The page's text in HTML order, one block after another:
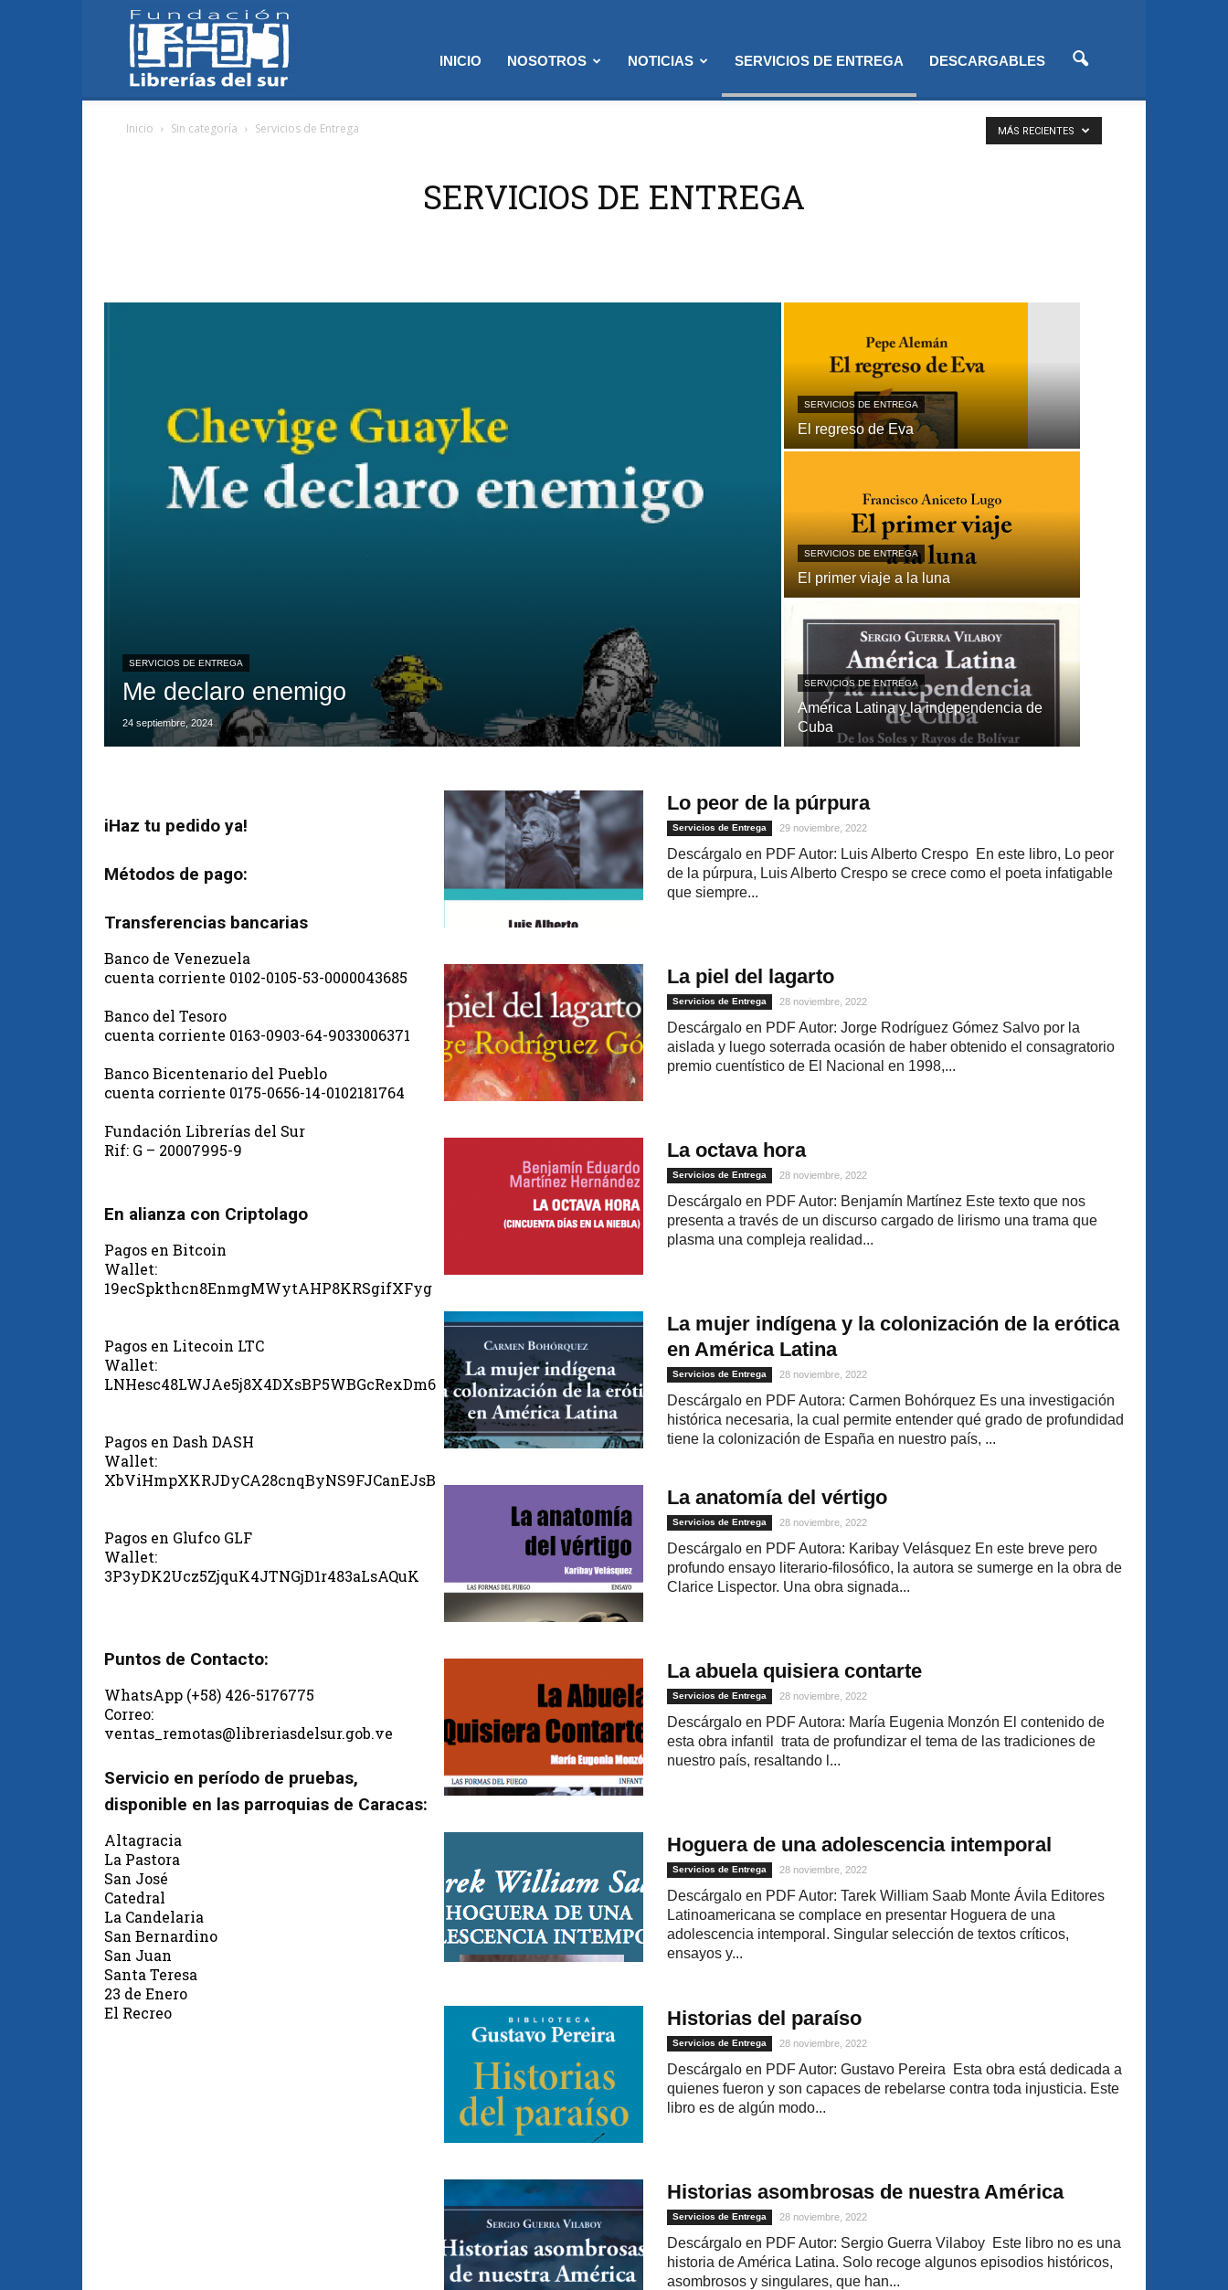
INICIO NOSOTROS NOTICIAS SERVICIOS DE ENTREGA DESCARGABLES
Inicio Sin categoría Servicios de Entrega
SERVICIOS DE ENTREGA
MÁS RECIENTES
SERVICIOS DE ENTREGA
Me declaro enemigo
24 septiembre, 2024
SERVICIOS DE ENTREGA
El regreso de Eva
SERVICIOS DE ENTREGA
El primer viaje a la luna
SERVICIOS DE ENTREGA
América Latina y la independencia de
Cuba
Lo peor de la púrpura
Servicios de Entrega 29 noviembre, 2022
Descárgalo en PDF Autor: Luis Alberto Crespo En este libro, Lo peor
de la púrpura, Luis Alberto Crespo se crece como el poeta infatigable
que siempre...
La piel del lagarto
Servicios de Entrega 28 noviembre, 2022
Descárgalo en PDF Autor: Jorge Rodríguez Gómez Salvo por la
aislada y luego soterrada ocasión de haber obtenido el consagratorio
premio cuentístico de El Nacional en 1998,...
La octava hora
Servicios de Entrega 28 noviembre, 2022
Descárgalo en PDF Autor: Benjamín Martínez Este texto que nos
presenta a través de un discurso cargado de lirismo una trama que
plasma una compleja realidad...
La mujer indígena y la colonización de la erótica
en América Latina
Servicios de Entrega 28 noviembre, 2022
Descárgalo en PDF Autora: Carmen Bohórquez Es una investigación
histórica necesaria, la cual permite entender qué grado de profundidad
tiene la colonización de España en nuestro país, ...
La anatomía del vértigo
Servicios de Entrega 28 noviembre, 2022
Descárgalo en PDF Autora: Karibay Velásquez En este breve pero
profundo ensayo literario-filosófico, la autora se sumerge en la obra de
Clarice Lispector. Una obra signada...
La abuela quisiera contarte
Servicios de Entrega 28 noviembre, 2022
Descárgalo en PDF Autora: María Eugenia Monzón El contenido de
esta obra infantil trata de profundizar el tema de las tradiciones de
nuestro país, resaltando l...
Hoguera de una adolescencia intemporal
Servicios de Entrega 28 noviembre, 2022
Descárgalo en PDF Autor: Tarek William Saab Monte Ávila Editores
Latinoamericana se complace en presentar Hoguera de una
adolescencia intemporal. Singular selección de textos críticos,
ensayos y...
Historias del paraíso
Servicios de Entrega 28 noviembre, 2022
Descárgalo en PDF Autor: Gustavo Pereira Esta obra está dedicada a
quienes fueron y son capaces de rebelarse contra toda injusticia. Este
libro es de algún modo...
Historias asombrosas de nuestra América
Servicios de Entrega 28 noviembre, 2022
Descárgalo en PDF Autor: Sergio Guerra Vilaboy Este libro no es una
historia de América Latina. Solo recoge algunos episodios históricos,
asombrosos y singulares, que han...
iHaz tu pedido ya!
Métodos de pago:
Transferencias bancarias
Banco de Venezuela
cuenta corriente 0102-0105-53-0000043685
Banco del Tesoro
cuenta corriente 0163-0903-64-9033006371
Banco Bicentenario del Pueblo
cuenta corriente 0175-0656-14-0102181764
Fundación Librerías del Sur
Rif: G – 20007995-9
En alianza con Criptolago
Pagos en Bitcoin
Wallet:
19ecSpkthcn8EnmgMWytAHP8KRSgifXFyg
Pagos en Litecoin LTC
Wallet:
LNHesc48LWJAe5j8X4DXsBP5WBGcRexDm6
Pagos en Dash DASH
Wallet:
XbViHmpXKRJDyCA28cnqByNS9FJCanEJsB
Pagos en Glufco GLF
Wallet:
3P3yDK2Ucz5ZjquK4JTNGjD1r483aLsAQuK
Puntos de Contacto:
WhatsApp (+58) 426-5176775
Correo:
ventas_remotas@libreriasdelsur.gob.ve
Servicio en período de pruebas,
disponible en las parroquias de Caracas:
Altagracia
La Pastora
San José
Catedral
La Candelaria
San Bernardino
San Juan
Santa Teresa
23 de Enero
El Recreo